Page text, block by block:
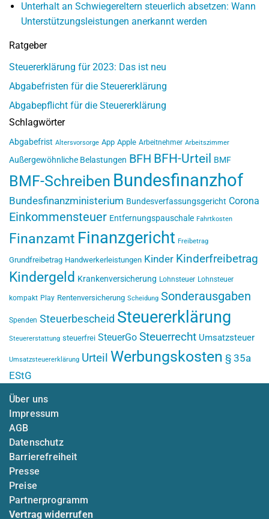
Unterhalt an Schwiegereltern steuerlich absetzen: Wann
Unterstützungsleistungen anerkannt werden
Ratgeber
Steuererklärung für 2023: Das ist neu
Abgabefristen für die Steuererklärung
Abgabepflicht für die Steuererklärung
Schlagwörter
Abgabefrist Altersvorsorge App Apple Arbeitnehmer Arbeitszimmer
Außergewöhnliche Belastungen BFH BFH-Urteil BMF
BMF-Schreiben Bundesfinanzhof
Bundesfinanzministerium Bundesverfassungsgericht Corona
Einkommensteuer Entfernungspauschale Fahrtkosten
Finanzamt Finanzgericht Freibetrag
Grundfreibetrag Handwerkerleistungen Kinder Kinderfreibetrag
Kindergeld Krankenversicherung Lohnsteuer Lohnsteuer
kompakt Play Rentenversicherung Scheidung Sonderausgaben
Spenden Steuerbescheid Steuererklärung
Steuererstattung steuerfrei SteuerGo Steuerrecht Umsatzsteuer
Umsatzsteuererklärung Urteil Werbungskosten § 35a
EStG
Über uns
Impressum
AGB
Datenschutz
Barrierefreiheit
Presse
Preise
Partnerprogramm
Vertrag widerrufen